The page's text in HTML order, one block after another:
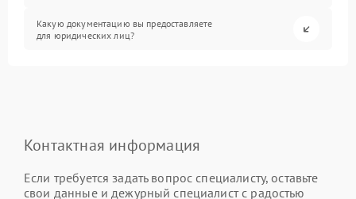
Какую документацию вы предоставляете
для юридических лиц?
Контактная информация
Если требуется задать вопрос специалисту, оставьте
свои данные и дежурный специалист с радостью